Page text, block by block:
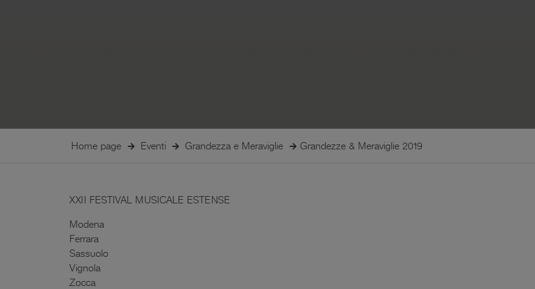
Home page Eventi Grandezza e Meraviglie Grandezze & Meraviglie 2019
XXII FESTIVAL MUSICALE ESTENSE
Modena
Ferrara
Sassuolo
Vignola
Zocca